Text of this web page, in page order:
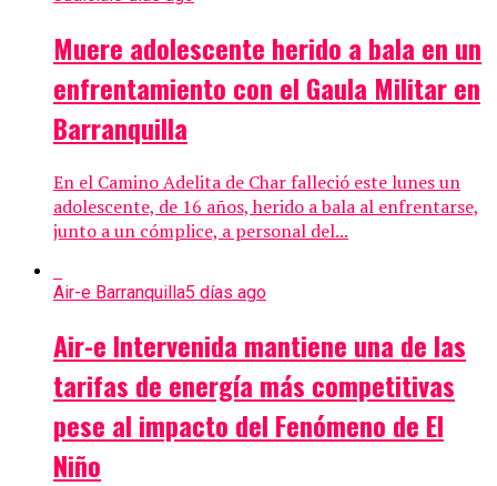
Muere adolescente herido a bala en un
enfrentamiento con el Gaula Militar en
Barranquilla
En el Camino Adelita de Char falleció este lunes un
adolescente, de 16 años, herido a bala al enfrentarse,
junto a un cómplice, a personal del...
Air-e Barranquilla5 días ago
Air-e Intervenida mantiene una de las
tarifas de energía más competitivas
pese al impacto del Fenómeno de El
Niño